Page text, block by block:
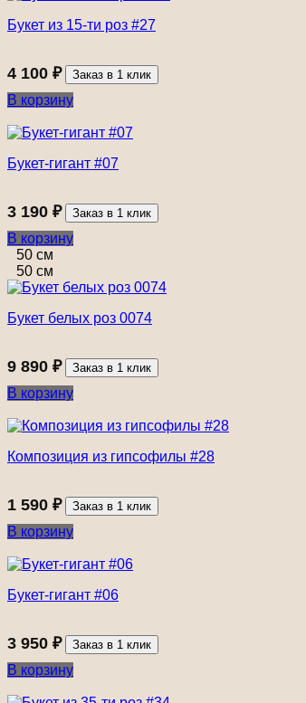
Букет из 15-ти роз #27
4 100 ₽ Заказ в 1 клик
В корзину
Букет-гигант #07
3 190 ₽ Заказ в 1 клик
В корзину
50 см
50 см
Букет белых роз 0074
9 890 ₽ Заказ в 1 клик
В корзину
Композиция из гипсофилы #28
1 590 ₽ Заказ в 1 клик
В корзину
Букет-гигант #06
3 950 ₽ Заказ в 1 клик
В корзину